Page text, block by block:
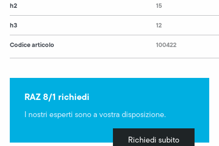
h2
h3
Codice articolo
15
12
100422
RAZ 8/1 richiedi
I nostri esperti sono a vostra disposizione.
Richiedi subito